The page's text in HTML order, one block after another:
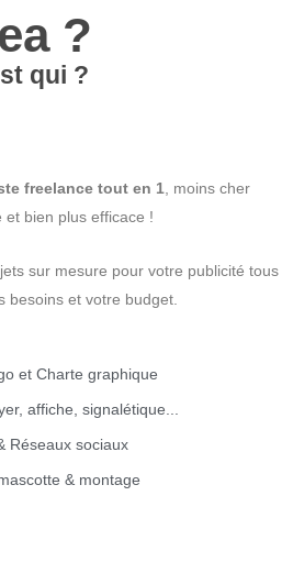
?
qui ?
freelance tout en 1, moins cher
et bien plus efficace !
sur mesure pour votre publicité tous
besoins et votre budget.
et Charte graphique
affiche, signalétique...
Réseaux sociaux
& montage